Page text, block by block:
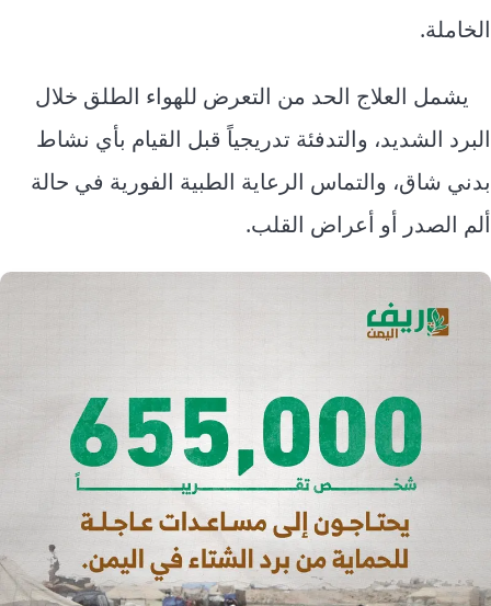
الخاملة.
يشمل العلاج الحد من التعرض للهواء الطلق خلال
البرد الشديد، والتدفئة تدريجياً قبل القيام بأي نشاط
بدني شاق، والتماس الرعاية الطبية الفورية في حالة
ألم الصدر أو أعراض القلب.